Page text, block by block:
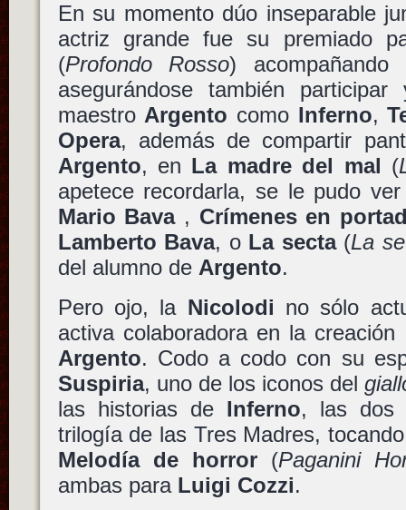
En su momento dúo inseparable
actriz grande fue su premiado
(Profondo Rosso)
asegurándose también
maestro Argento como Inferno,
Opera, además de compartir
Argento, en La madre del mal (
apetece recordarla, se le pudo
Mario Bava, Crímenes en
Lamberto Bava, o La secta(La
del alumno de Argento.
Pero ojo, la Nicolodi no sólo
activa colaboradora en la
Argento. Codo a codo con su
Suspiria, uno de los iconos del
las historias de Inferno, las dos
trilogía de las Tres Madres,
Melodía de horror(Paganini
ambas para Luigi Cozzi.